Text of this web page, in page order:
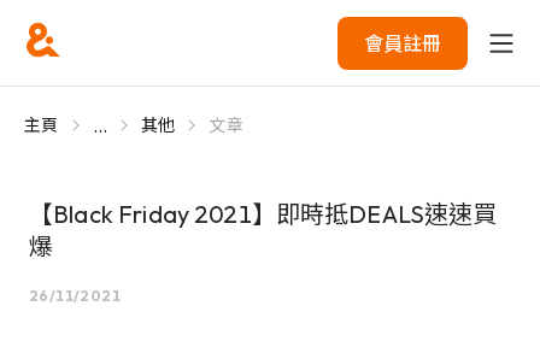
會員註冊
主頁 ... 其他 文章
【Black Friday 2021】即時抵DEALS速速買
爆
26/11/2021